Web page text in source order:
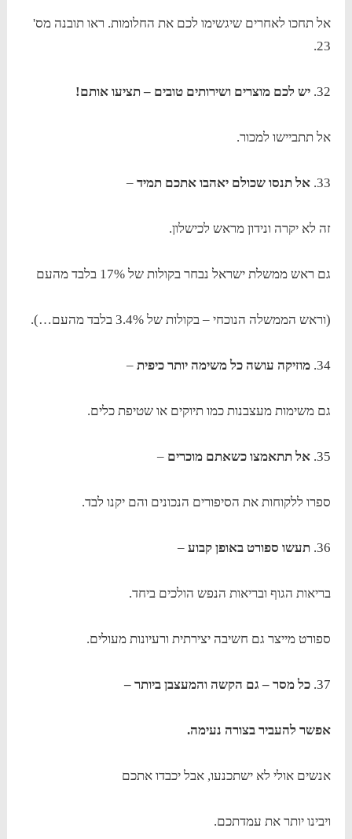
אל תחכו לאחרים שיגשימו לכם את החלומות. ראו תובנה מס'
23.
32. יש לכם מוצרים ושירותים טובים – תציעו אותם!
אל תתביישו למכור.
33. אל תנסו שכולם יאהבו אתכם תמיד –
זה לא יקרה ונידון מראש לכישלון.
גם ראש ממשלת ישראל נבחר בקולות של 17% בלבד מהעם
(וראש הממשלה הנוכחי – בקולות של 3.4% בלבד מהעם…).
34. מוזיקה עושה כל משימה יותר כיפית –
גם משימות מעצבנות כמו תיוקים או שטיפת כלים.
35. אל תתאמצו כשאתם מוכרים –
ספרו ללקוחות את הסיפורים הנכונים והם יקנו לבד.
36. תעשו ספורט באופן קבוע –
בריאות הגוף ובריאות הנפש הולכים ביחד.
ספורט מייצר גם חשיבה יצירתית ורעיונות מעולים.
37. כל מסר – גם הקשה והמעצבן ביותר –
אפשר להעביר בצורה נעימה.
אנשים אולי לא ישתכנעו, אבל יכבדו אתכם
ויבינו יותר את עמדתכם.